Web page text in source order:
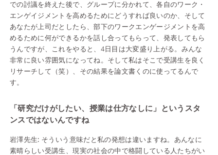
での討議を終えた後で、グループに分かれて、各自のワーク・
エンゲイジメントを高めるためにどうすれば良いのか、そして
あなたが上司だとしたら、部下のワークエンゲージメントを高
めるために何ができるかを話し合ってもらって、発表してもら
うんですが、これをやると、4日目は大変盛り上がる。みんな
非常に良い雰囲気になってね。そして私はそこで受講生を良く
リサーチして（笑）、その結果を論文書くのに使ってるんで
す。
「研究だけがしたい、授業は仕方なしに」というスタ
ンスではないんですね
岩澤先生: そういう意味だと私の発想は違いますね。あんなに
素晴らしい受講生、現実の社会の中で格闘している人たちがい